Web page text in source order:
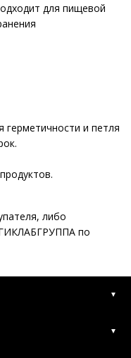
для пищевой
герметичности и петля
либо
по